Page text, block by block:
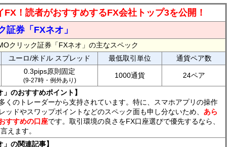
FX！読者がおすすめするFX会社トップ3を公開！
証券「FXネオ」
クリック証券「FXネオ」の主なスペック
ユーロ/米ドル スプレッド 最低取引単位
通貨ペア数
0.3pips原則固定
(9-27時・例外あり)
1000通貨 24ペア
のおすすめポイント】
くのトレーダーから支持されています。特に、スマホアプリの操作
ッドやスワップポイントなどのスペック面も申し分ないため、 あら
すすめの口座です。取引環境の良さをFX口座選びで優先するなら、
えます。
の関連記事】